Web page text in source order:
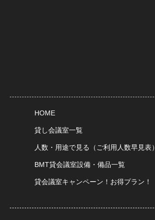
HOME
貸し会議室一覧
人数・用途で見る（ご利用人数早見表）
BMT貸会議室設備・備品一覧
貸会議室キャンペーン！お得プラン！